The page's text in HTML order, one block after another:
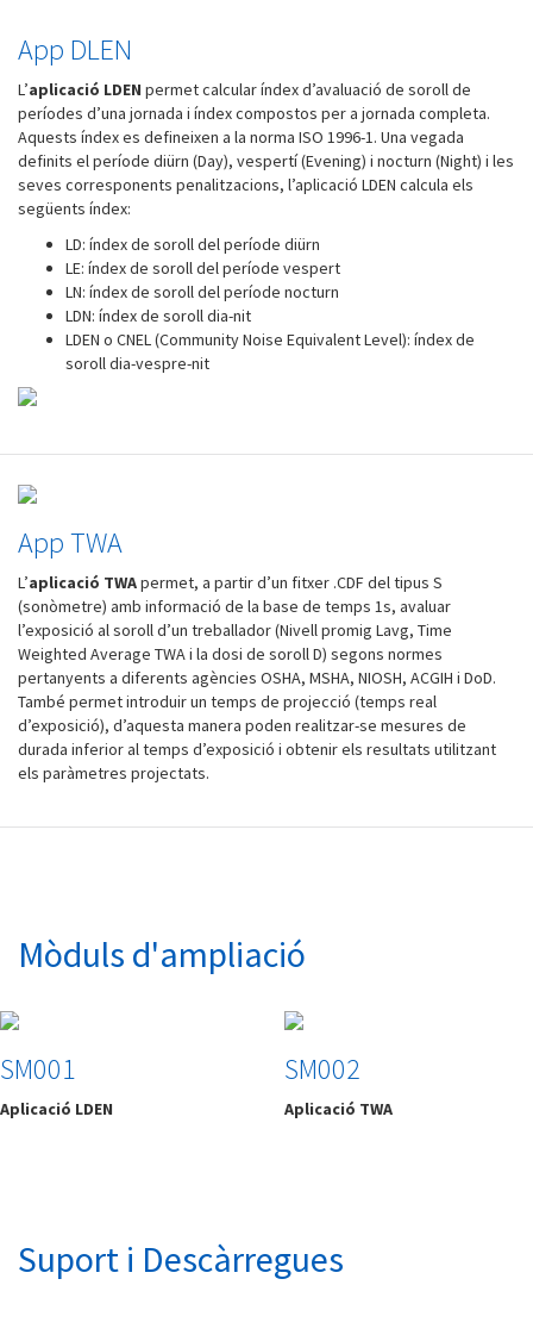
App DLEN
L’aplicació LDEN permet calcular índex d’avaluació de soroll de
períodes d’una jornada i índex compostos per a jornada completa.
Aquests índex es defineixen a la norma ISO 1996-1. Una vegada
definits el període diürn (Day), vespertí (Evening) i nocturn (Night) i les
seves corresponents penalitzacions, l’aplicació LDEN calcula els
següents índex:
LD: índex de soroll del període diürn
LE: índex de soroll del període vespert
LN: índex de soroll del període nocturn
LDN: índex de soroll dia-nit
LDEN o CNEL (Community Noise Equivalent Level): índex de
soroll dia-vespre-nit
App TWA
L’aplicació TWApermet, a partir d’un fitxer .CDF del tipus S
(sonòmetre) amb informació de la base de temps 1s, avaluar
l’exposició al soroll d’un treballador (Nivell promig Lavg, Time
Weighted Average TWA i la dosi de soroll D) segons normes
pertanyents a diferents agències OSHA, MSHA, NIOSH, ACGIH i DoD.
També permet introduir un temps de projecció (temps real
d’exposició), d’aquesta manera poden realitzar-se mesures de
durada inferior al temps d’exposició i obtenir els resultats utilitzant
els paràmetres projectats.
Mòduls d'ampliació
SM001
Aplicació LDEN
SM002
Aplicació TWA
Suport i Descàrregues